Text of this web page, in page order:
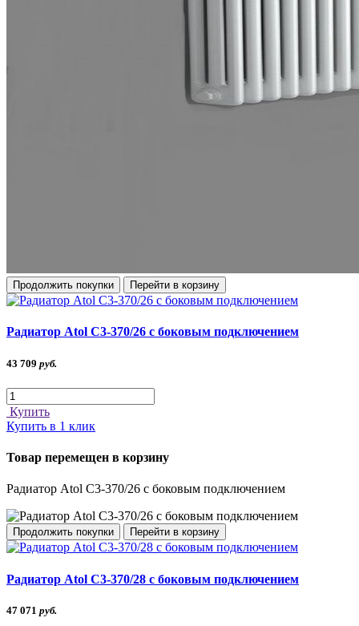
Продолжить покупки Перейти в корзину
Радиатор Atol C3-370/26 с боковым подключением
43 709 руб.
Купить
Купить в 1 клик
Товар перемещен в корзину
Радиатор Atol C3-370/26 с боковым подключением
Продолжить покупки Перейти в корзину
Радиатор Atol C3-370/28 с боковым подключением
47 071 руб.